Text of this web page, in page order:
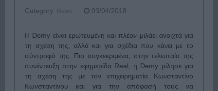
Category: News 03/04/2018
Η Demy είναι ερωτευμένη και πλέον μιλάει ανοιχτά για
τη σχέση της, αλλά και για σχέδια που κάνει με το
σύντροφό της. Πιο συγκεκριμένα, στην τελευταία της
συνέντευξη στην εφημερίδα Real, η Demy μίλησε για
τη σχέση της με τον επιχειρηματία Κωνσταντίνο
Κωνσταντίνου και για την απόφασή τους να